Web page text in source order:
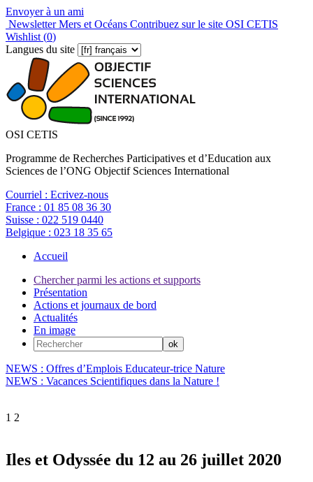
Envoyer à un ami
Newsletter Mers et Océans Contribuez sur le site OSI CETIS
Wishlist (0)
Langues du site
OSI CETIS
Programme de Recherches Participatives et d’Education aux
Sciences de l’ONG Objectif Sciences International
Courriel : Ecrivez-nous
France : 01 85 08 36 30
Suisse : 022 519 0440
Belgique : 023 18 35 65
Accueil
Chercher parmi les actions et supports
Présentation
Actions et journaux de bord
Actualités
En image
NEWS : Offres d’Emplois Educateur-trice Nature
NEWS : Vacances Scientifiques dans la Nature !
1 2
Iles et Odyssée du 12 au 26 juillet 2020